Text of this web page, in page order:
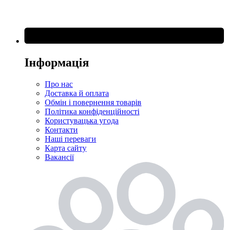
Інформація
Про нас
Доставка й оплата
Обмін і повернення товарів
Політика конфіденційності
Користувацька угода
Контакти
Наші переваги
Карта сайту
Вакансії